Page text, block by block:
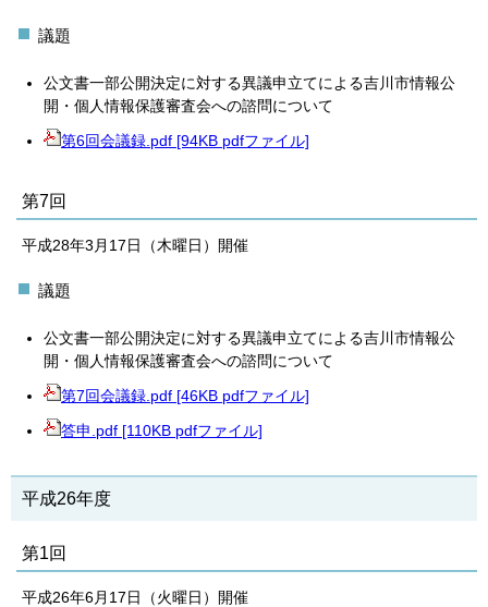
議題
公文書一部公開決定に対する異議申立てによる吉川市情報公
開・個人情報保護審査会への諮問について
第6回会議録.pdf [94KB pdfファイル]
第7回
平成28年3月17日（木曜日）開催
議題
公文書一部公開決定に対する異議申立てによる吉川市情報公
開・個人情報保護審査会への諮問について
第7回会議録.pdf [46KB pdfファイル]
答申.pdf [110KB pdfファイル]
平成26年度
第1回
平成26年6月17日（火曜日）開催